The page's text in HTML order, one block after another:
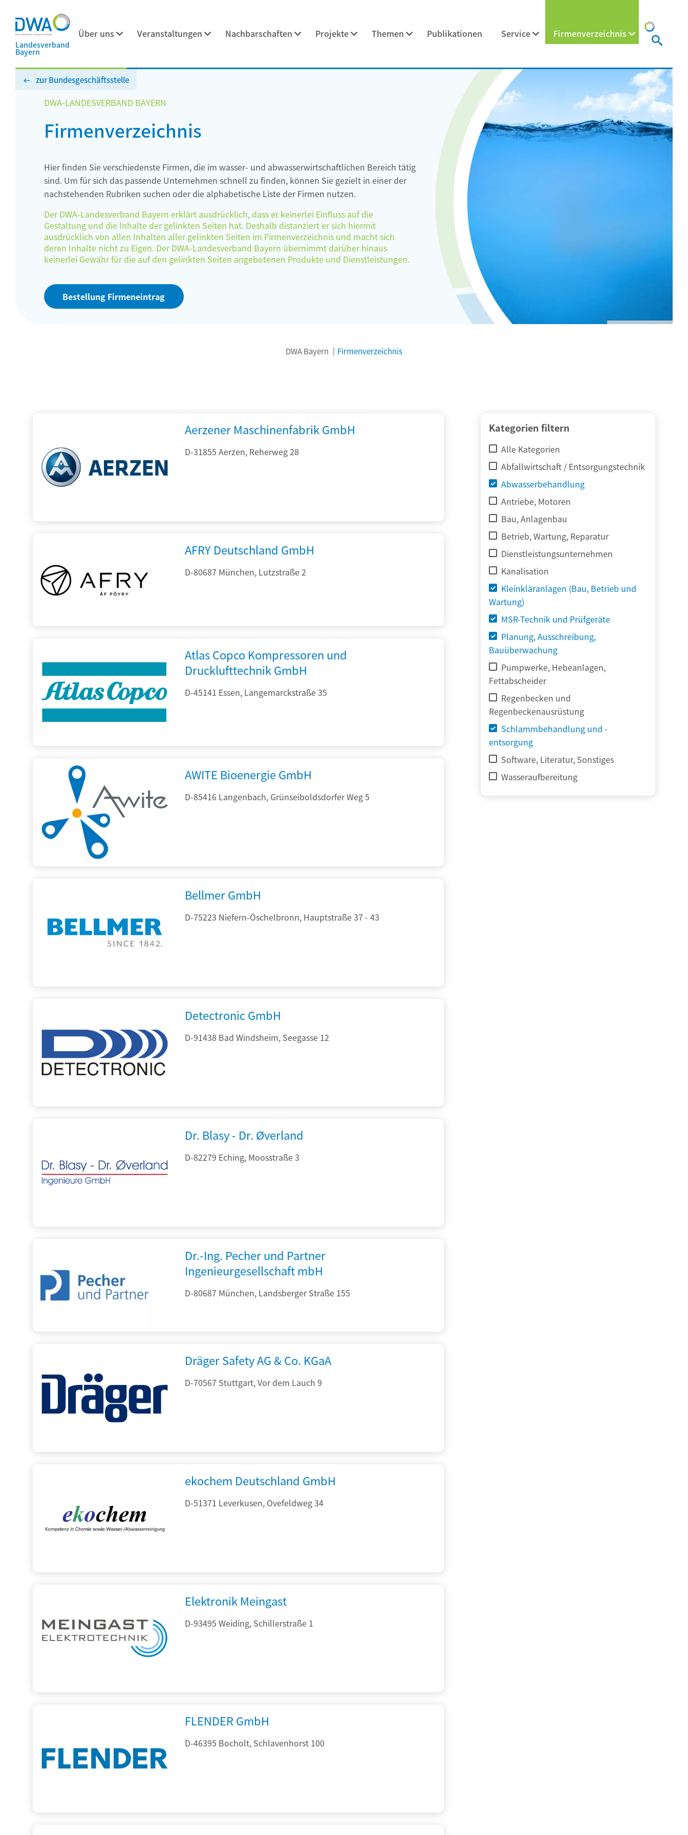
Landesverband
Bayern
Über uns Veranstaltungen Nachbarschaften Projekte Themen Publikationen Service Firmenverzeichnis
zur Bundesgeschäftsstelle
DWA-LANDESVERBAND BAYERN
Firmenverzeichnis
Hier finden Sie verschiedenste Firmen, die im wasser- und abwasserwirtschaftlichen Bereich tätig
sind. Um für sich das passende Unternehmen schnell zu finden, können Sie gezielt in einer der
nachstehenden Rubriken suchen oder die alphabetische Liste der Firmen nutzen.
Der DWA-Landesverband Bayern erklärt ausdrücklich, dass er keinerlei Einfluss auf die
Gestaltung und die Inhalte der gelinkten Seiten hat. Deshalb distanziert er sich hiermit
ausdrücklich von allen Inhalten aller gelinkten Seiten im Firmenverzeichnis und macht sich
deren Inhalte nicht zu Eigen. Der DWA-Landesverband Bayern übernimmt darüber hinaus
keinerlei Gewähr für die auf den gelinkten Seiten angebotenen Produkte und Dienstleistungen.
Bestellung Firmeneintrag
DWA Bayern Firmenverzeichnis
Kategorien filtern
Alle Kategorien
Abfallwirtschaft / Entsorgungstechnik
Abwasserbehandlung
Antriebe, Motoren
Bau, Anlagenbau
Betrieb, Wartung, Reparatur
Dienstleistungsunternehmen
Kanalisation
Kleinkläranlagen (Bau, Betrieb und
Wartung)
MSR-Technik und Prüfgeräte
Planung, Ausschreibung,
Bauüberwachung
Pumpwerke, Hebeanlagen,
Fettabscheider
Regenbecken und
Regenbeckenausrüstung
Schlammbehandlung und -
entsorgung
Software, Literatur, Sonstiges
Wasseraufbereitung
Aerzener Maschinenfabrik GmbH
D-31855 Aerzen, Reherweg 28
AFRY Deutschland GmbH
D-80687 München, Lutzstraße 2
Atlas Copco Kompressoren und
Drucklufttechnik GmbH
D-45141 Essen, Langemarckstraße 35
AWITE Bioenergie GmbH
D-85416 Langenbach, Grünseiboldsdorfer Weg 5
Bellmer GmbH
D-75223 Niefern-Öschelbronn, Hauptstraße 37 - 43
Detectronic GmbH
D-91438 Bad Windsheim, Seegasse 12
Dr. Blasy - Dr. Øverland
D-82279 Eching, Moosstraße 3
Dr.-Ing. Pecher und Partner
Ingenieurgesellschaft mbH
D-80687 München, Landsberger Straße 155
Dräger Safety AG & Co. KGaA
D-70567 Stuttgart, Vor dem Lauch 9
ekochem Deutschland GmbH
D-51371 Leverkusen, Ovefeldweg 34
Elektronik Meingast
D-93495 Weiding, Schillerstraße 1
FLENDER GmbH
D-46395 Bocholt, Schlavenhorst 100